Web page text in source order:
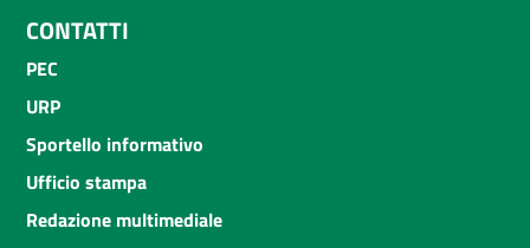
CONTATTI
PEC
URP
Sportello informativo
Ufficio stampa
Redazione multimediale